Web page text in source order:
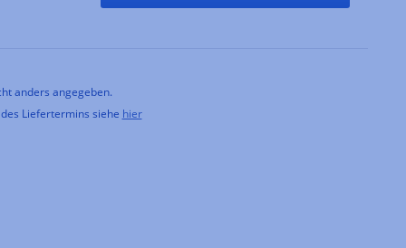
anders angegeben.
Liefertermins siehe hier